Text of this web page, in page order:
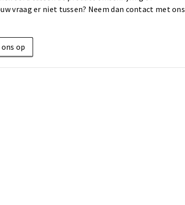
vraag er niet tussen? Neem dan contact met ons
op